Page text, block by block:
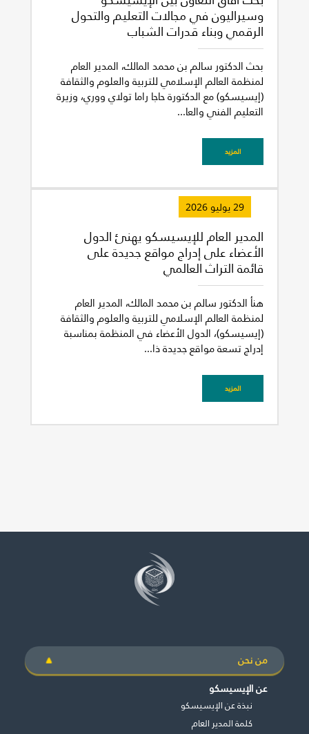
غير راض للغاية راض لأقصى درجة
وسيراليون في مجالات التعليم والتحول
الرقمي وبناء قدرات الشباب
بحث الدكتور سالم بن محمد المالك، المدير العام
لمنظمة العالم الإسلامي للتربية والعلوم والثقافة
(إيسيسكو) مع الدكتورة حاجا راما تولاي ووري، وزيرة
التعليم الفني والعا...
المزيد
29 يوليو 2026
المدير العام للإيسيسكو يهنئ الدول
الأعضاء على إدراج مواقع جديدة على
قائمة التراث العالمي
هنأ الدكتور سالم بن محمد المالك، المدير العام
لمنظمة العالم الإسلامي للتربية والعلوم والثقافة
(إيسيسكو)، الدول الأعضاء في المنظمة بمناسبة
إدراج تسعة مواقع جديدة ذا...
المزيد
من نحن
عن الإيسيسكو
نبذة عن الإيسيسكو
كلمة المدير العام